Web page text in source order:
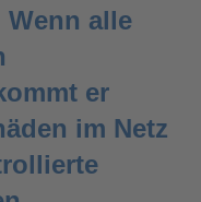
Wenn alle
er
im Netz